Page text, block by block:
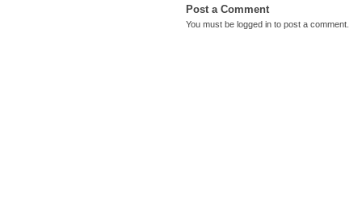
Post a Comment
You must be logged in to post a comment.